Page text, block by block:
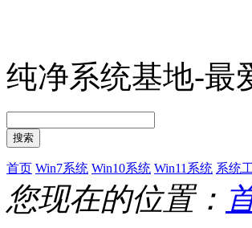
纯净系统基地-最
搜索
首页 Win7系统 Win10系统 Win11系统 系统
您现在的位置：